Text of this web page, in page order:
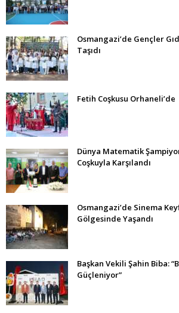
Osmangazi’de Gençler
Taşıdı
Fetih Coşkusu Orhaneli’de
Dünya Matematik
Coşkuyla Karşılandı
Osmangazi’de Sinema
Gölgesinde Yaşandı
Başkan Vekili Şahin Biba:
Güçleniyor”